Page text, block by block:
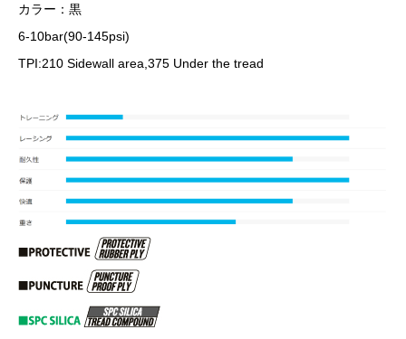
カラー：黒
6-10bar(90-145psi)
TPI:210 Sidewall area,375 Under the tread